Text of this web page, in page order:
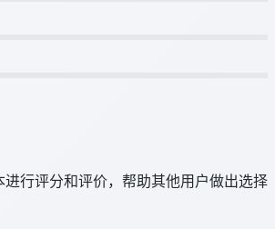
进行评分和评价，帮助其他用户做出选择